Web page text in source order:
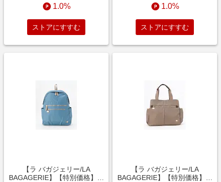
1.0%
ストアにすすむ
1.0%
ストアにすすむ
【ラ バガジェリー/LA
BAGAGERIE】【特別価格】多
【ラ バガジェリー/LA
BAGAGERIE】【特別価格】多